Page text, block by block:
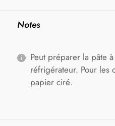
Notes
Peut préparer la pâte
réfrigérateur. Pour les
papier ciré.